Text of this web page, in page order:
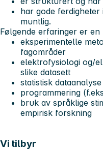
har gode
muntlig.
Følgende erfaringer er
eksperimentelle
fagområder
elektrofysiologi og/
slike datasett
statistisk dataanalyse
programmering
bruk av språklige
empirisk forskning
Vi tilbyr